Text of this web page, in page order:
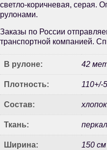
светло-коричневая, серая.
рулонами.
Заказы по России
транспортной компанией.
В рулоне: 42
Плотность: 110+/-
Состав:
Ткань:
Ширина: 150 см